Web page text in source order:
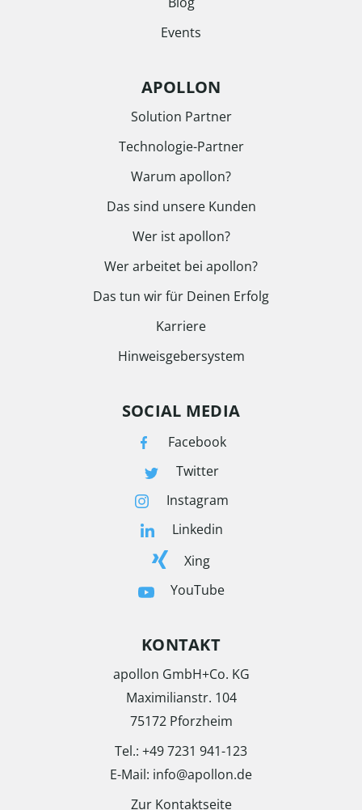
Events
APOLLON
Solution Partner
Technologie-Partner
Warum apollon?
Das sind unsere Kunden
Wer ist apollon?
Wer arbeitet bei apollon?
Das tun wir für Deinen Erfolg
Karriere
Hinweisgebersystem
SOCIAL MEDIA
Facebook
Twitter
Instagram
Linkedin
Xing
YouTube
KONTAKT
apollon GmbH+Co. KG
Maximilianstr. 104
75172 Pforzheim
Tel.: +49 7231 941-123
E-Mail: info@apollon.de
Zur Kontaktseite